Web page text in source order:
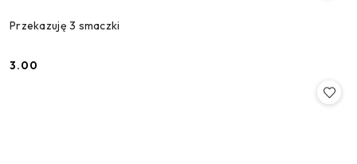
Przekazuję 3 smaczki
Cena:
3.00